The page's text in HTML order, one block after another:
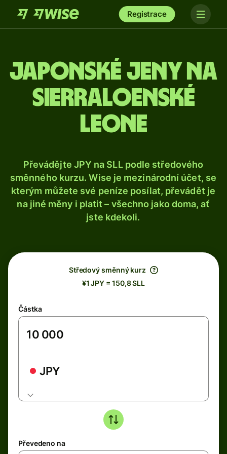
Registrace
Japonské jeny na
sierraloenské
leone
Převádějte JPY na SLL podle středového
směnného kurzu. Wise je mezinárodní účet, se
kterým můžete své peníze posílat, převádět je
na jiné měny i platit – všechno jako doma, ať
jste kdekoli.
Středový směnný kurz
¥1 JPY = 150,8 SLL
Částka
JPY
Převedeno na